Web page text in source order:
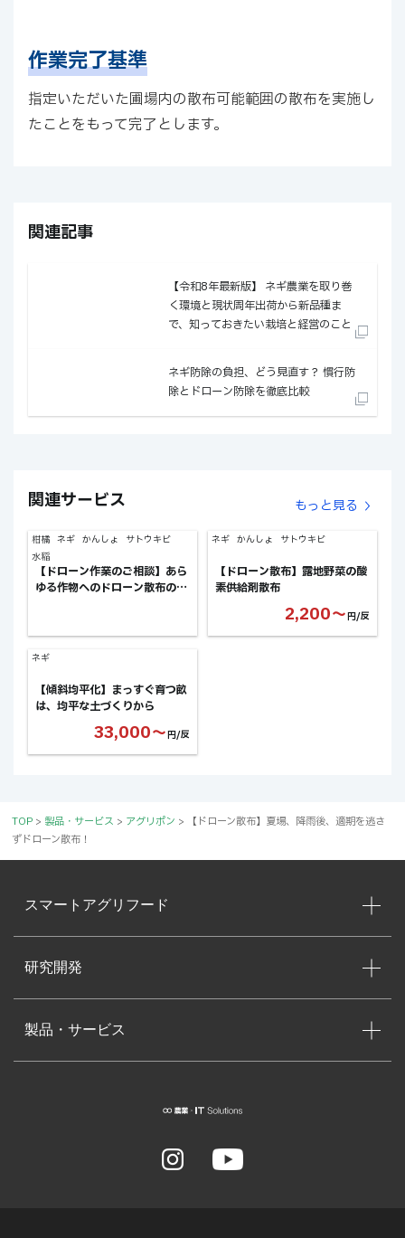
作業完了基準
指定いただいた圃場内の散布可能範囲の散布を実施し
たことをもって完了とします。
関連記事
【令和8年最新版】 ネギ農業を取り巻
く環境と現状──周年出荷から新品種ま
で、知っておきたい栽培と経営のこと
ネギ防除の負担、どう見直す？ ──慣行防
除とドローン防除を徹底比較
関連サービス もっと見る
柑橘 ネギ かんしょ
サトウキビ
水稲
【ドローン作業のご相談】あら
ゆる作物へのドローン散布のご
ネギ かんしょ サトウキビ
【ドローン散布】露地野菜の酸
素供給剤散布
2,200〜円/反
ネギ
【傾斜均平化】まっすぐ育つ畝
は、均平な土づくりから
33,000〜円/反
TOP > 製品・サービス > アグリポン >
【ドローン散布】夏場、降雨後、適期を逃さ
ずドローン散布！
スマートアグリフード
研究開発
製品・サービス